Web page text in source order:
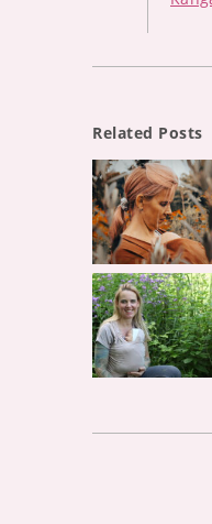
Related Posts